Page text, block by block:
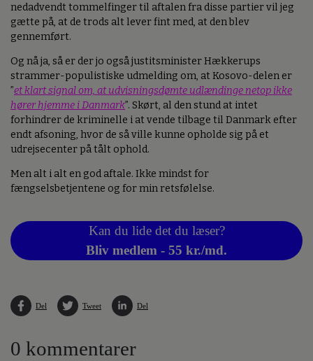
nedadvendt tommelfinger til aftalen fra disse partier vil jeg
gætte på, at de trods alt lever fint med, at den blev
gennemført.
Og nå ja, så er der jo også justitsminister Hækkerups
strammer-populistiske udmelding om, at Kosovo-delen er
”et klart signal om, at udvisningsdømte udlændinge netop ikke
hører hjemme i Danmark”. Skørt, al den stund at intet
forhindrer de kriminelle i at vende tilbage til Danmark efter
endt afsoning, hvor de så ville kunne opholde sig på et
udrejsecenter på tålt ophold.
Men alt i alt en god aftale. Ikke mindst for
fængselsbetjentene og for min retsfølelse.
Kan du lide det du læser?
Bliv medlem - 55 kr./md.
Del Tweet Del
0 kommentarer